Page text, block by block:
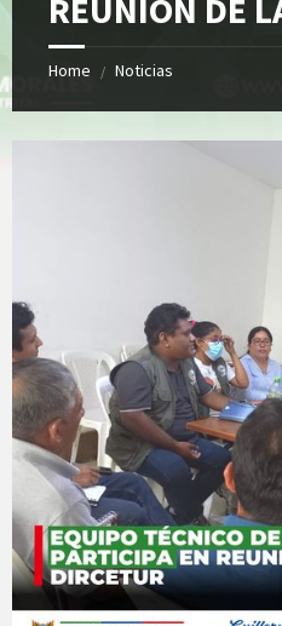
REUNIÓN DE
Home / Noticias